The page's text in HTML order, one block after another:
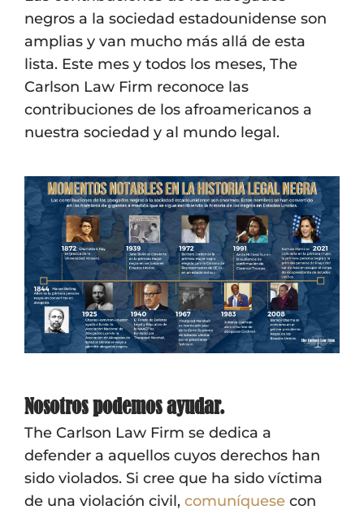
negros a la sociedad estadounidense son
amplias y van mucho más allá de esta
lista. Este mes y todos los meses, The
Carlson Law Firm reconoce las
contribuciones de los afroamericanos a
nuestra sociedad y al mundo legal.
Nosotros podemos ayudar.
The Carlson Law Firm se dedica a
defender a aquellos cuyos derechos han
sido violados. Si cree que ha sido víctima
de una violación civil, comuníquese con